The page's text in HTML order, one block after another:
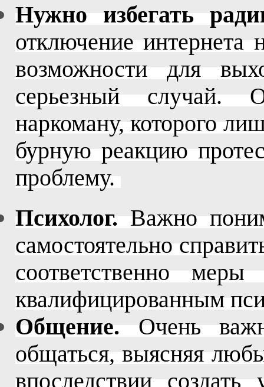
Нужно избегать
отключение интернета
возможности для
серьезный случай.
наркоману, которого
бурную реакцию
проблему.
Психолог. Важно
самостоятельно
соответственно
квалифицированным
Общение. Очень
общаться, выясняя
впоследствии